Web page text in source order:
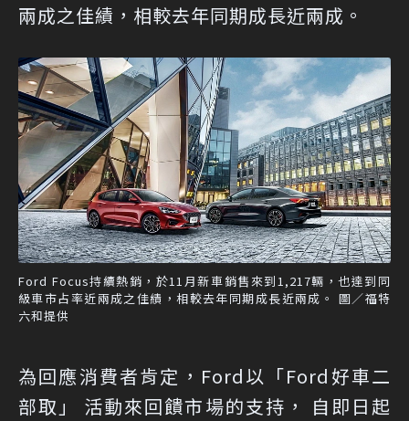
兩成之佳績，相較去年同期成長近兩成。
Ford Focus持續熱銷，於11月新車銷售來到1,217輛，也達到同
級車市占率近兩成之佳績，相較去年同期成長近兩成。 圖／福特
六和提供
為回應消費者肯定，Ford以「Ford好車二
部取」 活動來回饋市場的支持， 自即日起